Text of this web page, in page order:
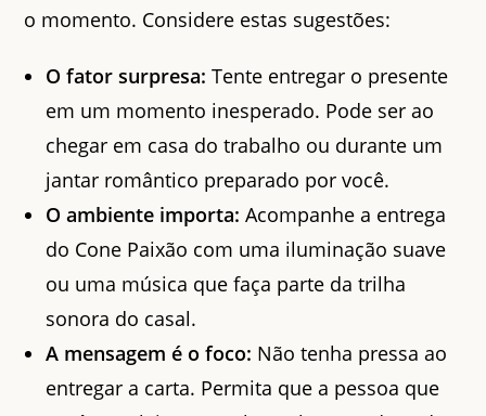
o momento. Considere estas sugestões:
O fator surpresa: Tente entregar o presente
em um momento inesperado. Pode ser ao
chegar em casa do trabalho ou durante um
jantar romântico preparado por você.
O ambiente importa: Acompanhe a entrega
do Cone Paixão com uma iluminação suave
ou uma música que faça parte da trilha
sonora do casal.
A mensagem é o foco: Não tenha pressa ao
entregar a carta. Permita que a pessoa que